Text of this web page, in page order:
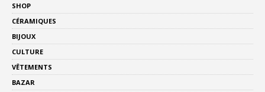
SHOP
CÉRAMIQUES
BIJOUX
CULTURE
VÊTEMENTS
BAZAR